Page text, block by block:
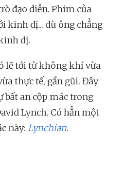
đạo diễn. Phim của
kinh dị... dù ông chẳng
dị.
lẽ tới từ không khí vừa
thực tế, gần gũi. Đây
bất an cộp mác trong
Lynch. Có hẳn một
này: Lynchian.